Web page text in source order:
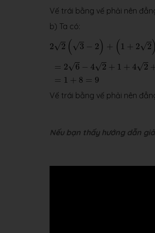
Vế trái bằng vế phải nên
b) Ta có:
2√2 ( √3 − 2) + ( 1 + 2√2)
−2 2 2
= 2√6 − 4√2 + 1 + 4√2
= 1 + 8 = 9
− 2+ 4 +8 6 8 =9
Vế trái bằng vế phải nên
Nếu bạn thấy hướng dẫn